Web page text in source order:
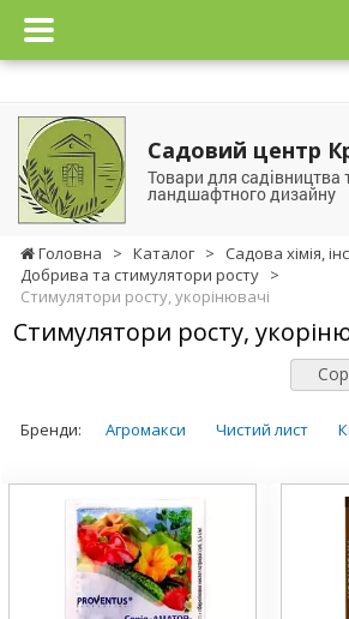
Садовий центр
Товари для садівництва
ландшафтного дизайну
Головна > Каталог > Садова хімія,
Добрива та стимулятори росту >
Стимулятори росту, укорінювачі
Стимулятори росту,
Бренди: Агромакси Чистий лист